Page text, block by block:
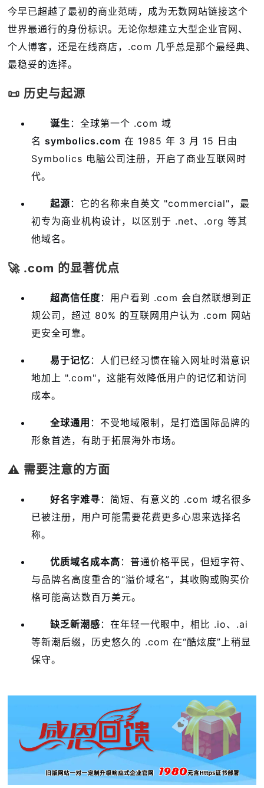
今早已超越了最初的商业范畴，成为无数网站链接这个
世界最通行的身份标识。无论你想建立大型企业官网、
个人博客，还是在线商店，.com 几乎总是那个最经典、
最稳妥的选择。
📜 历史与起源
诞生 ：全球第一个 .com 域
名symbolics.com 在 1985 年 3 月 15 日由
Symbolics 电脑公司注册，开启了商业互联网时
代。
起源 ：它的名称来自英文 "commercial"，最
初专为商业机构设计，以区别于 .net、.org 等其
他域名。
🚀 .com 的显著优点
超高信任度 ：用户看到 .com 会自然联想到正
规公司，超过 80% 的互联网用户认为 .com 网站
更安全可靠。
易于记忆 ：人们已经习惯在输入网址时潜意识
地加上 ".com"，这能有效降低用户的记忆和访问
成本。
全球通用 ：不受地域限制，是打造国际品牌的
形象首选，有助于拓展海外市场。
⚠️ 需要注意的方面
好名字难寻 ：简短、有意义的 .com 域名很多
已被注册，用户可能需要花费更多心思来选择名
称。
优质域名成本高 ：普通价格平民，但短字符、
与品牌名高度重合的“溢价域名”，其收购或购买价
格可能高达数百万美元。
缺乏新潮感 ：在年轻一代眼中，相比 .io、.ai
等新潮后缀，历史悠久的 .com 在“酷炫度”上稍显
保守。